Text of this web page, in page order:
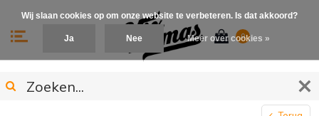
0
Wij slaan cookies op om onze website te verbeteren. Is dat akkoord?
Ja Nee Meer over cookies »